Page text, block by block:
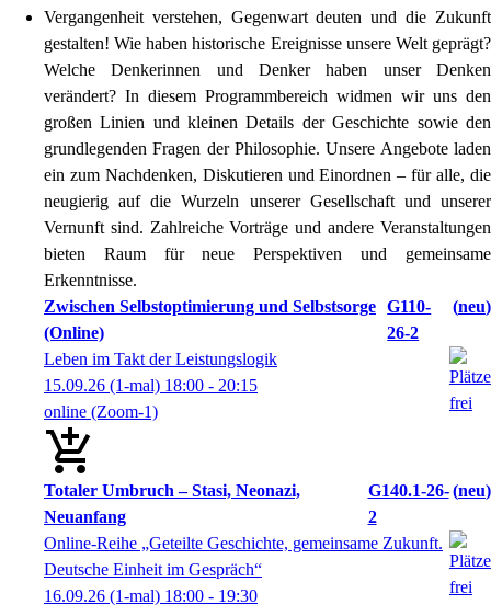
Vergangenheit verstehen, Gegenwart deuten und die Zukunft
gestalten! Wie haben historische Ereignisse unsere Welt geprägt?
Welche Denkerinnen und Denker haben unser Denken
verändert? In diesem Programmbereich widmen wir uns den
großen Linien und kleinen Details der Geschichte sowie den
grundlegenden Fragen der Philosophie. Unsere Angebote laden
ein zum Nachdenken, Diskutieren und Einordnen – für alle, die
neugierig auf die Wurzeln unserer Gesellschaft und unserer
Vernunft sind. Zahlreiche Vorträge und andere Veranstaltungen
bieten Raum für neue Perspektiven und gemeinsame
Erkenntnisse.
Zwischen Selbstoptimierung und Selbstsorge
(Online)
G110-
26-2
neu
Leben im Takt der Leistungslogik
15.09.26 (1-mal) 18:00 - 20:15
online (Zoom-1)
Totaler Umbruch – Stasi, Neonazi,
Neuanfang
G140.1-26-
2
neu
Online-Reihe „Geteilte Geschichte, gemeinsame Zukunft.
Deutsche Einheit im Gespräch“
16.09.26 (1-mal) 18:00 - 19:30